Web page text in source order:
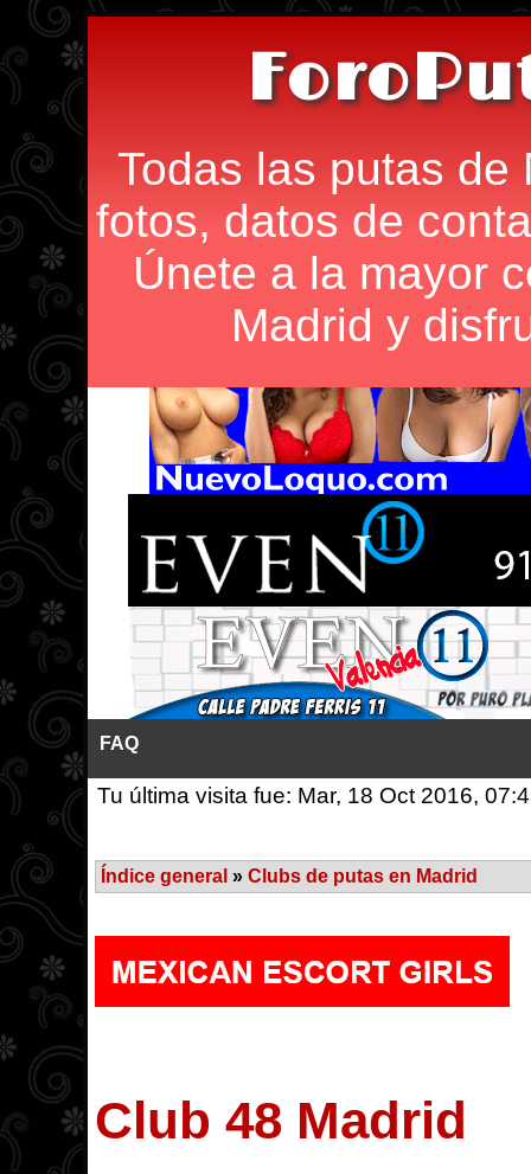
Todas las putas de
fotos, datos de
Únete a la mayor
Madrid y
FAQ
Tu última visita fue: Mar, 18 Oct 2016,
Índice general » Clubs de putas en Madrid
Club 48 Madrid